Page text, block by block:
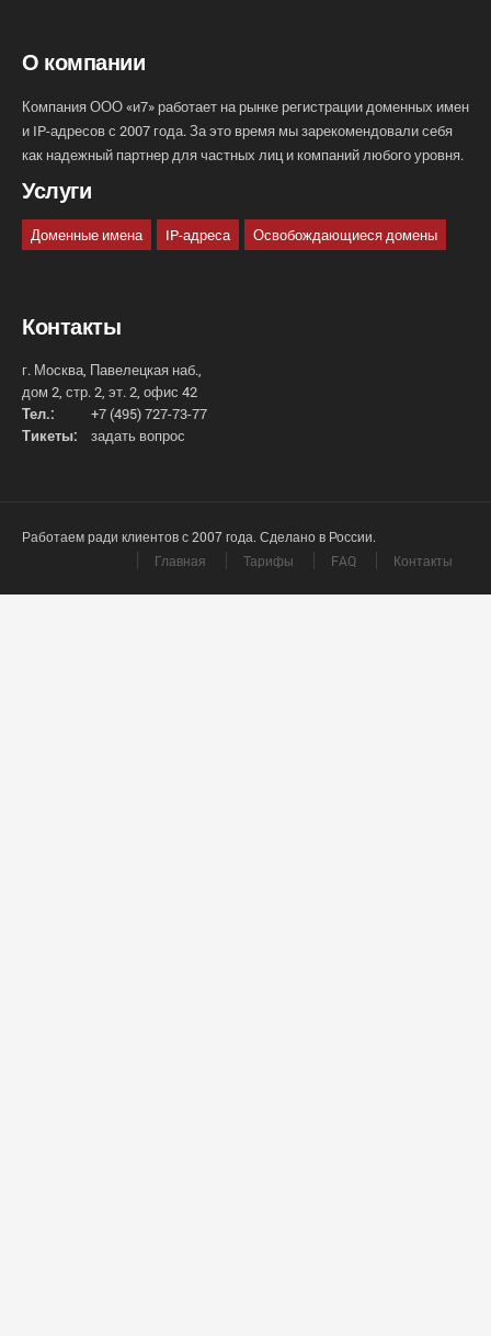
О компании
Компания ООО «и7» работает на рынке регистрации доменных имен
и IP-адресов с 2007 года. За это время мы зарекомендовали себя
как надежный партнер для частных лиц и компаний любого уровня.
Услуги
Доменные имена IP-адреса Освобождающиеся домены
Контакты
г. Москва, Павелецкая наб.,
дом 2, стр. 2, эт. 2, офис 42
Тел.:
+7 (495) 727-73-77
Тикеты:
задать вопрос
Работаем ради клиентов с 2007 года. Сделано в России.
Главная
Тарифы FAQ Контакты